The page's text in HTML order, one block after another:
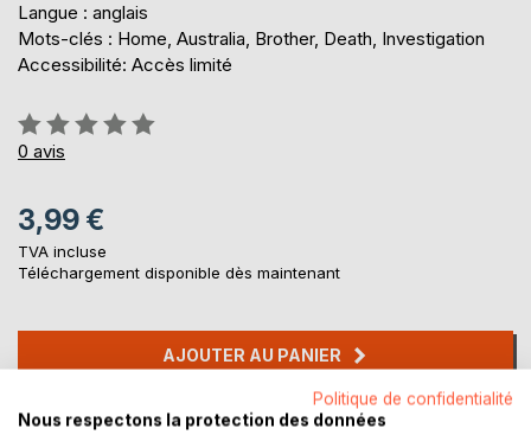
Langue : anglais
Mots-clés : Home, Australia, Brother, Death, Investigation
Accessibilité: Accès limité
Évaluation:
0%
0 avis
3,99 €
TVA incluse
Téléchargement disponible dès maintenant
AJOUTER AU PANIER
Ajouter à ma liste d'envies
Politique de confidentialité
Nous respectons la protection des données